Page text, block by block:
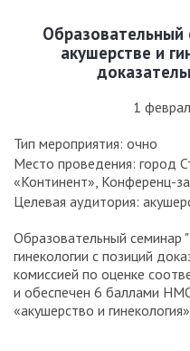
Образовательный
акушерстве и
1
Тип мероприятия: очно
Место проведения: город
«Континент», Конференц-
Целевая аудитория:
Образовательный семинар
гинекологии с позиций
комиссией по оценке
и обеспечен 6 баллами
«акушерство и